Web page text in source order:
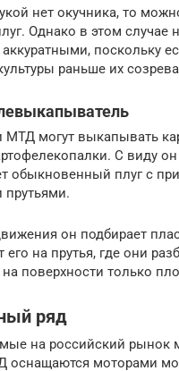
нет окучника, то
Однако в этом случае
поскольку
раньше их
МТД могут выкапывать
С виду
обыкновенный плуг с
он подбирает
его на прутья, где они
поверхности только
ряд
на российский рынок
оснащаются моторами